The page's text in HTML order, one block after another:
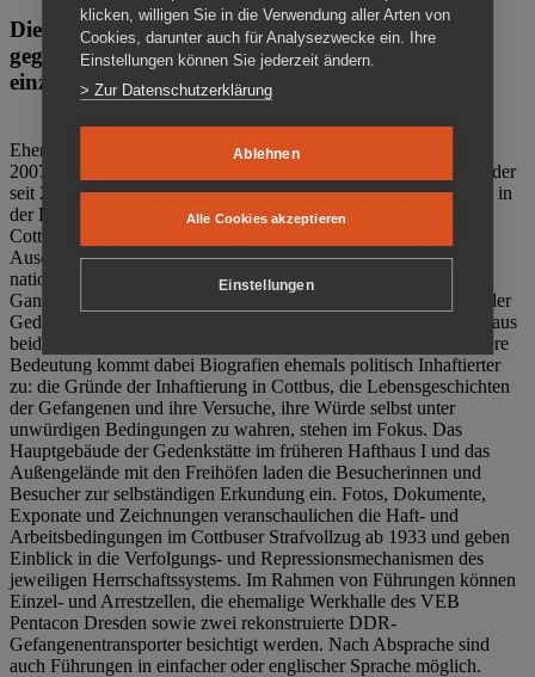
Die Gedenkstätte Zuchthaus Cottbus ist ein Ort
gegen das Vergessen. Anschaulich, nah und
einzigartig.
Ehemalige politische Häftlinge der DDR gründeten im Oktober
2007 den Verein Menschenrechtszentrum Cottbus e. V. (MRZ), der
seit 2011 Eigentümer des ehemaligen Gefängnisses (1860-2002) in
der Bautzener Straße und Träger der Gedenkstätte Zuchthaus
Cottbus ist. Im Zentrum der Arbeit der Gedenkstätte steht die
Auseinandersetzung mit politischem Unrecht während der
nationalsozialistischen Terrorherrschaft und der SED-Diktatur.
Ganzjährig zeigen mehrere Dauer- und Sonderausstellungen in der
Gedenkstätte Zuchthaus Cottbus Beispiele politischen Unrechts aus
beiden deutschen Diktaturen des 20. Jahrhunderts. Eine besondere
Bedeutung kommt dabei Biografien ehemals politisch Inhaftierter
zu: die Gründe der Inhaftierung in Cottbus, die Lebensgeschichten
der Gefangenen und ihre Versuche, ihre Würde selbst unter
unwürdigen Bedingungen zu wahren, stehen im Fokus. Das
Hauptgebäude der Gedenkstätte im früheren Hafthaus I und das
Außengelände mit den Freihöfen laden die Besucherinnen und
Besucher zur selbständigen Erkundung ein. Fotos, Dokumente,
Exponate und Zeichnungen veranschaulichen die Haft- und
Arbeitsbedingungen im Cottbuser Strafvollzug ab 1933 und geben
Einblick in die Verfolgungs- und Repressionsmechanismen des
jeweiligen Herrschaftssystems. Im Rahmen von Führungen können
Einzel- und Arrestzellen, die ehemalige Werkhalle des VEB
Pentacon Dresden sowie zwei rekonstruierte DDR-
Gefangenentransporter besichtigt werden. Nach Absprache sind
auch Führungen in einfacher oder englischer Sprache möglich.
klicken, willigen Sie in die Verwendung aller Arten von
Cookies, darunter auch für Analysezwecke ein. Ihre
Einstellungen können Sie jederzeit ändern.
> Zur Datenschutzerklärung
Ablehnen
Alle Cookies akzeptieren
Einstellungen